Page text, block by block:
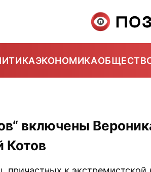
ЭКОНОМИКА
включены
Котов